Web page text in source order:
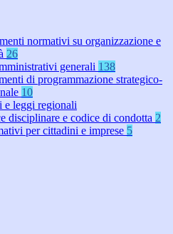
normativi su organizzazione e
26
generali 138
di programmazione strategico-
10
e leggi regionali
disciplinare e codice di condotta 2
per cittadini e imprese 5